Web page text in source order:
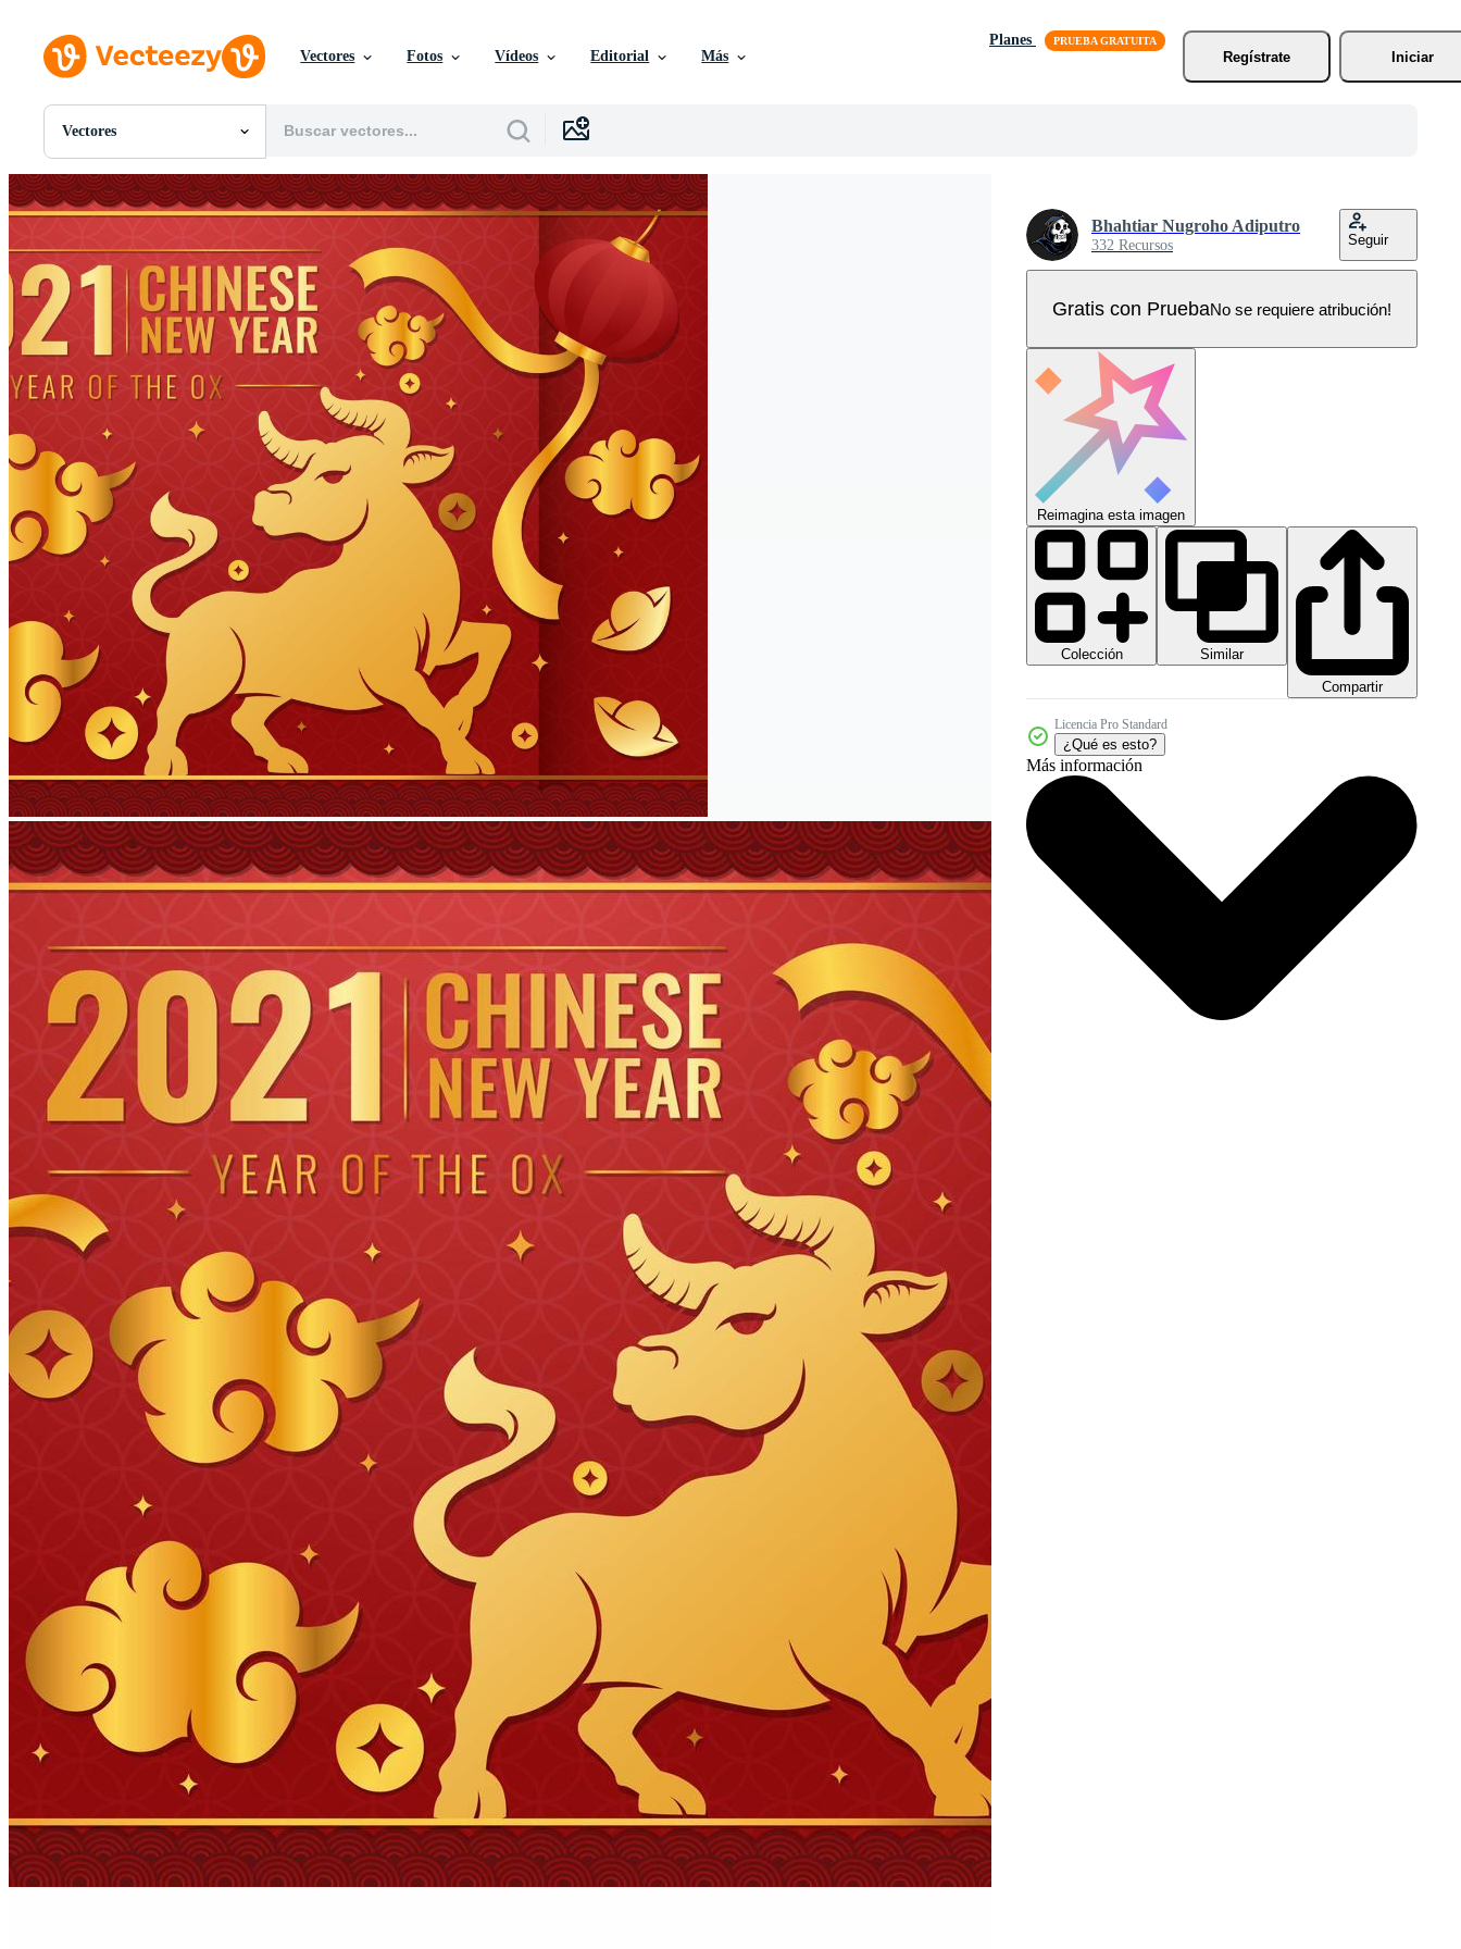
Vectores Fotos Vídeos Editorial Más
Planes
Regístrate
Iniciar
Vectores
Todas Imágenes
Fotos
PNGs
SVGs
Plantillas
Vectores
Videos
Gráficos en Movimiento
Imágenes Editoriales
Eventos Editoriales
Bhahtiar Nugroho Adiputro
332 Recursos Seguir
Gratis con PruebaNo se requiere atribución!
Reimagina esta imagen
Colección
Similar
Compartir
Licencia Pro Standard
¿Qué es esto?
Más información